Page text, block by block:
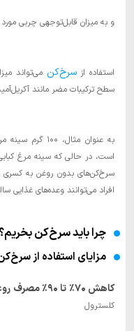
و به میزان قابل‌توجهی چربی
استفاده ازسرخ‌کن
سطح ترکیبات مضر مانند
سرخ‌کن‌های بدون روغن به کسری
افراد می‌توانند وعده‌های غذایی
چرا باید سرخ‌کن بخریم؟
مزایای استفاده از
کاهش ۷۰٪ تا ۹۰٪ مصرف روغن :
کلسترول